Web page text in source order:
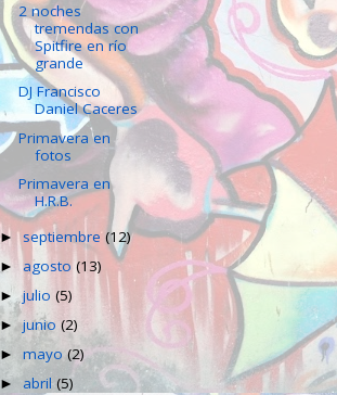
2 noches
tremendas con
Spitfire en río
grande
DJ Francisco
Daniel Caceres
Primavera en
fotos
Primavera en
H.R.B.
► septiembre(12)
►agosto(13)
►julio(5)
►junio(2)
►mayo(2)
► abril(5)